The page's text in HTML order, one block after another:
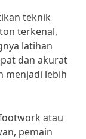
teknik
terkenal,
latihan
dan akurat
menjadi lebih
atau
pemain